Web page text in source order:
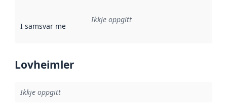
I samsvar med Referanse til ei implementeringsregel eller
Ikkje oppgitt
Lovheimler
Ikkje oppgitt